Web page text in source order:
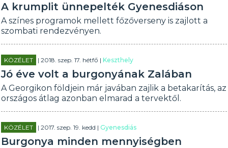
A krumplit ünnepelték Gyenesdiáson
A színes programok mellett főzőverseny is zajlott a
szombati rendezvényen.
KÖZÉLET | 2018. szep. 17. hétfő |Keszthely
Jó éve volt a burgonyának Zalában
A Georgikon földjein már javában zajlik a betakarítás, az
országos átlag azonban elmarad a tervektől.
KÖZÉLET | 2017. szep. 19. kedd |Gyenesdiás
Burgonya minden mennyiségben